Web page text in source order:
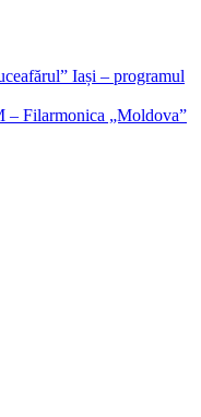
Iași – programul
Filarmonica „Moldova”